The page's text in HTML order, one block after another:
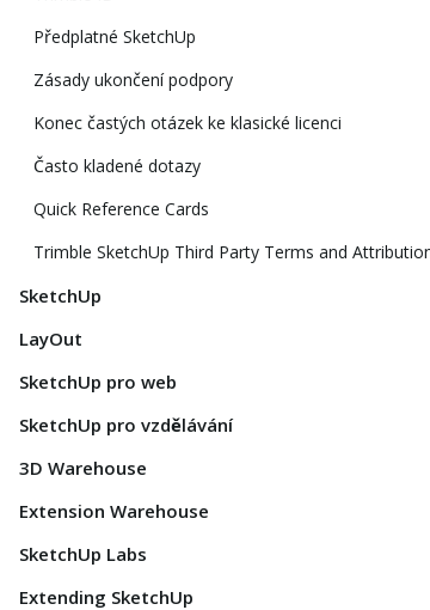
Předplatné SketchUp
Zásady ukončení podpory
Konec častých otázek ke klasické licenci
Často kladené dotazy
Quick Reference Cards
Trimble SketchUp Third Party Terms and
SketchUp
LayOut
SketchUp pro web
SketchUp pro vzdělávání
3D Warehouse
Extension Warehouse
SketchUp Labs
Extending SketchUp